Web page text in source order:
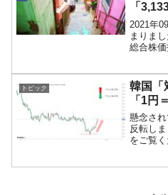
「
2021年
まりま
総合株価
『
上がっ
トピック
韓国「
「1円
懸念さ
反転し
をご覧
『
円-ウォ